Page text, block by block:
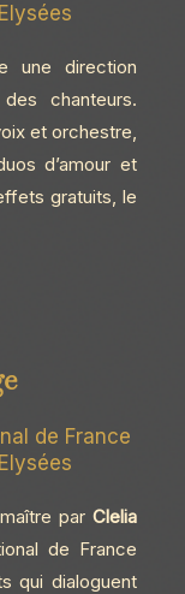
une direction
chanteurs.
et orchestre,
d’amour et
gratuits, le
de France
par Clelia
de France
qui dialoguent